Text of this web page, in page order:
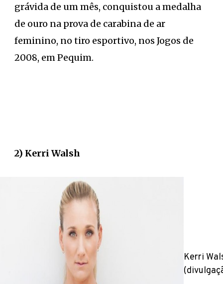
grávida de um mês, conquistou a medalha
de ouro na prova de carabina de ar
feminino, no tiro esportivo, nos Jogos de
2008, em Pequim.
2) Kerri Walsh
Kerri